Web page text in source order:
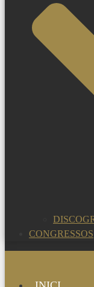
CONGRESSOS